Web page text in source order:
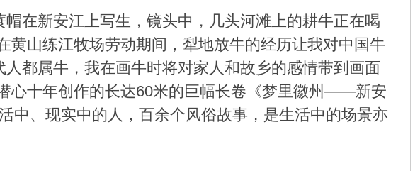
在新安江上写生，镜头中，几头河滩上的耕牛正在喝
黄山练江牧场劳动期间，犁地放牛的经历让我对中国牛
都属牛，我在画牛时将对家人和故乡的感情带到画面
心十年创作的长达60米的巨幅长卷《梦里徽州——新安
中、现实中的人，百余个风俗故事，是生活中的场景亦